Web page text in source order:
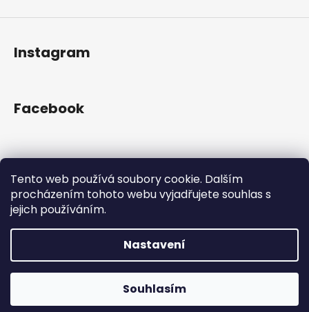
Tento web používá soubory cookie. Dalším
procházením tohoto webu vyjadřujete souhlas s
jejich používáním.
Nastavení
Souhlasím
Otevřeno Út - Pá 13:00 - 19:00, So - 10:00 - 16:00 Lužická
Instagram
Facebook
Přijímáme online platby
Copyright 2026Gram Records. Všechna práva
vyhrazena.